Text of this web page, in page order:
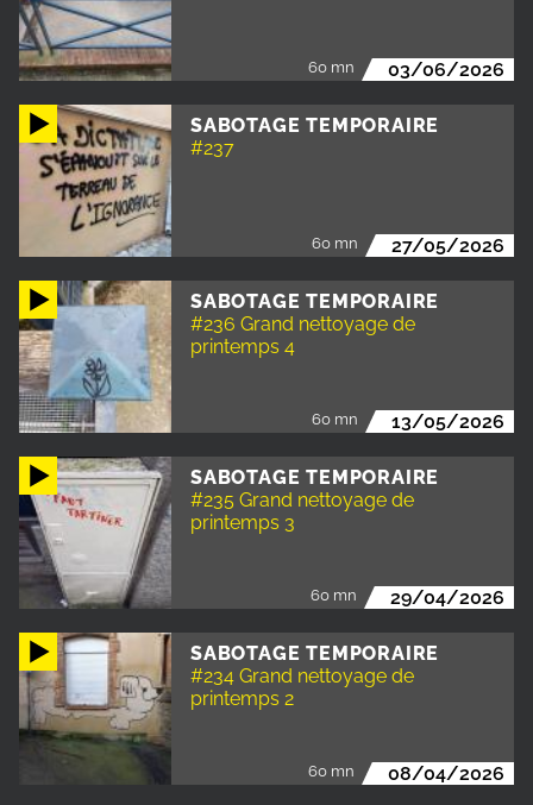
60 mn 03/06/2026
SABOTAGE TEMPORAIRE
#237
60 mn 27/05/2026
SABOTAGE TEMPORAIRE
#236 Grand nettoyage de
printemps 4
60 mn 13/05/2026
SABOTAGE TEMPORAIRE
#235 Grand nettoyage de
printemps 3
60 mn 29/04/2026
SABOTAGE TEMPORAIRE
#234 Grand nettoyage de
printemps 2
60 mn 08/04/2026